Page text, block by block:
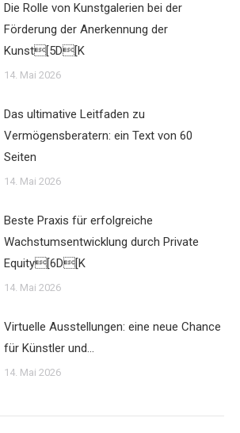
Die Rolle von Kunstgalerien bei der
Förderung der Anerkennung der
Kunst[5D[K
14. Mai 2026
Das ultimative Leitfaden zu
Vermögensberatern: ein Text von 60
Seiten
14. Mai 2026
Beste Praxis für erfolgreiche
Wachstumsentwicklung durch Private
Equity[6D[K
14. Mai 2026
Virtuelle Ausstellungen: eine neue Chance
für Künstler und…
14. Mai 2026